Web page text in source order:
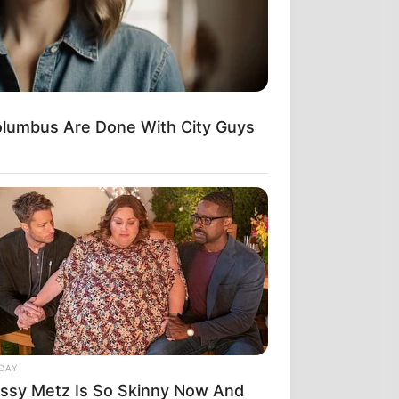
των τρανς
σε πολλές
που
για
Are Done With City Guys
Metz Is So Skinny Now And